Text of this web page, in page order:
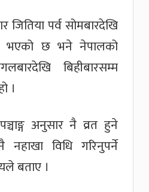
जितिया पर्व सोमबारदेखि
भएको छ भने नेपालको
बिहीबारसम्म
।
अनुसार नै व्रत हुने
विधि गरिनुपर्ने
बताए ।